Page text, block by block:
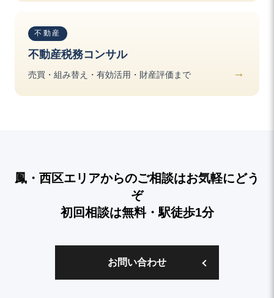
不動産
不動産税務コンサル
売買・組み替え・有効活用・財産評価まで
鳳・西区エリアからのご相談はお気軽にどう
ぞ
初回相談は無料・駅徒歩1分
お問い合わせ